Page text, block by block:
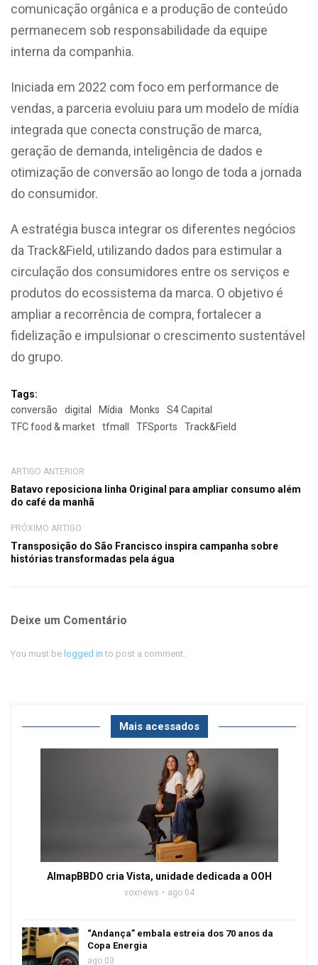
comunicação orgânica e a produção de conteúdo
permanecem sob responsabilidade da equipe
interna da companhia.
Iniciada em 2022 com foco em performance de
vendas, a parceria evoluiu para um modelo de mídia
integrada que conecta construção de marca,
geração de demanda, inteligência de dados e
otimização de conversão ao longo de toda a jornada
do consumidor.
A estratégia busca integrar os diferentes negócios
da Track&Field, utilizando dados para estimular a
circulação dos consumidores entre os serviços e
produtos do ecossistema da marca. O objetivo é
ampliar a recorrência de compra, fortalecer a
fidelização e impulsionar o crescimento sustentável
do grupo.
Tags:
conversão
digital Mídia Monks
S4 Capital
TFC food & market
tfmall TFSports Track&Field
ARTIGO ANTERIOR
Batavo reposiciona linha Original para ampliar consumo além
do café da manhã
PRÓXIMO ARTIGO
Transposição do São Francisco inspira campanha sobre
histórias transformadas pela água
Deixe um Comentário
You must be logged in to post a comment.
Mais acessados
AlmapBBDO cria Vista, unidade dedicada a OOH
voxnews ago 04
“Andança” embala estreia dos 70 anos da
Copa Energia
ago 03